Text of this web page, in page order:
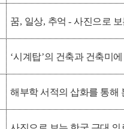
꿈, 일상, 추억 - 사진으로
‘시계탑’의 건축과 건축미
해부학 서적의 삽화를 통해